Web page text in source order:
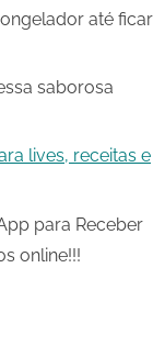
até ficar
saborosa
lives, receitas e
para Receber
online!!!